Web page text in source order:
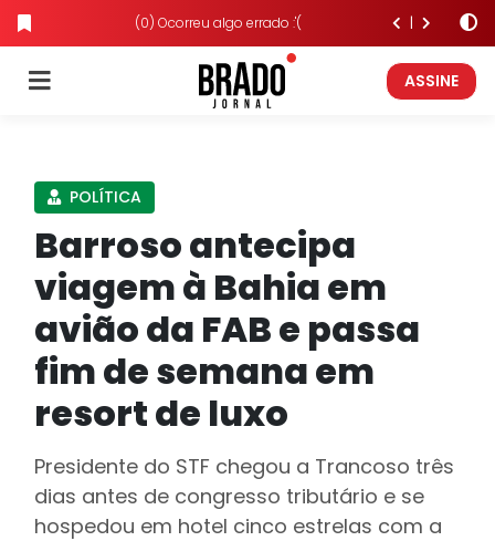
(0) Ocorreu algo errado :'(
ASSINE
POLÍTICA
Barroso antecipa
viagem à Bahia em
avião da FAB e passa
fim de semana em
resort de luxo
Presidente do STF chegou a Trancoso três
dias antes de congresso tributário e se
hospedou em hotel cinco estrelas com a